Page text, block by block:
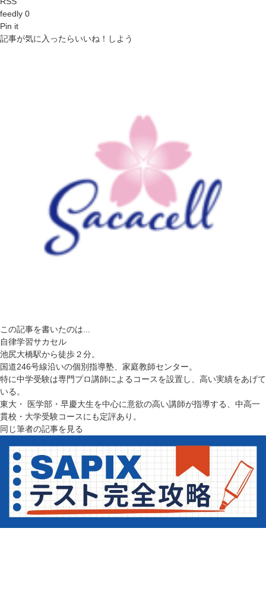
feedly 0
Pin it
記事が気に入ったらいいね！しよう
この記事を書いたのは...
自律学習サカセル
池尻大橋駅から徒歩２分。
国道246号線沿いの個別指導塾、家庭教師センター。
特に中学受験は専門プロ講師によるコースを設置し、高い実績をあげて
いる。
東大・ 医学部・早慶大生を中心に意欲の高い講師が指導する、中高一
貫校・大学受験コースにも定評あり。
同じ筆者の記事を見る